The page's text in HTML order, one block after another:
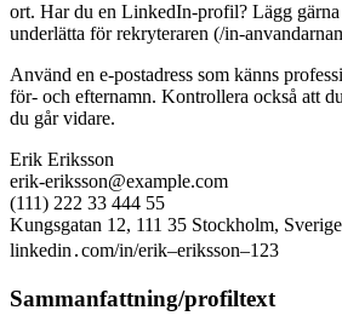
ort. Har du en LinkedIn-profil? Lägg
underlätta för rekryteraren (/in-
Använd en e-postadress som känns
för- och efternamn. Kontrollera också att
du går vidare.
Erik Eriksson
erik-eriksson@example.com
(111) 222 33 444 55
Kungsgatan 12, 111 35 Stockholm, Sverige
linkedin․com/in/erik–eriksson–123
Sammanfattning/profiltext